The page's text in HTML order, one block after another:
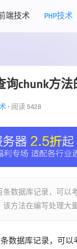
端技术 PHP技术
询chunk方法
• 阅读 5428
数据库记录，可以
方法在编写处理大
数据库记录，可以